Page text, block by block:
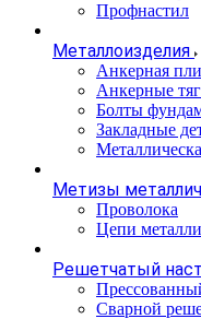
Профнастил
Металлоизделия
Анкерная
Анкерные
Болты
Закладные
Метизы
Проволока
Цепи
Решетчатый
Сварной